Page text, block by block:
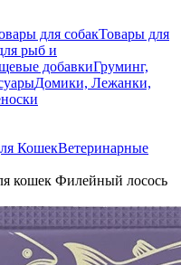
для собакТовары для
рыб и
добавкиГруминг,
Домики, Лежанки,
КошекВетеринарные
кошек Филейный лосось